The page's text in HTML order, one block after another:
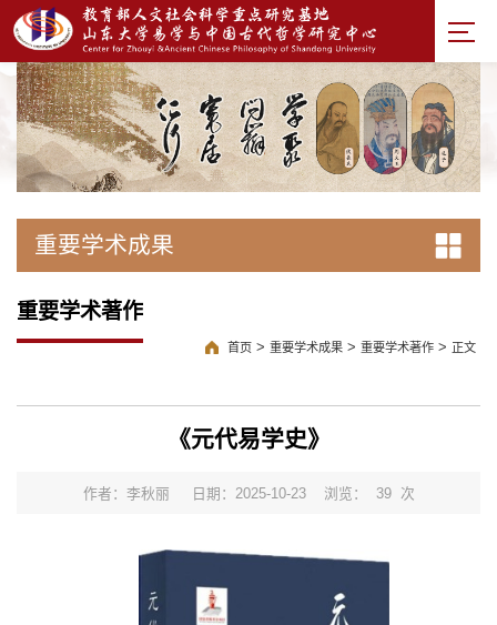
重要学术成果
重要学术著作
首页 > 重要学术成果 > 重要学术著作 > 正文
《元代易学史》
作者：李秋丽 日期：2025-10-23 浏览： 39 次